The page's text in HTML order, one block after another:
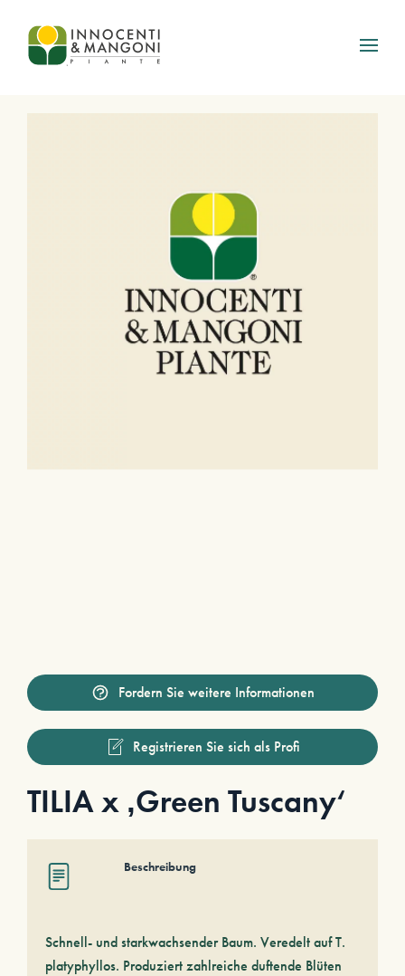
Skip to main content
Fordern Sie weitere Informationen
Registrieren Sie sich als Profi
TILIA x ‚Green Tuscany‘
Beschreibung
Schnell- und starkwachsender Baum. Veredelt auf T.
platyphyllos. Produziert zahlreiche duftende Blüten